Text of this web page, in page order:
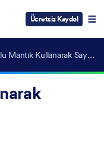
Ücretsiz Kaydol
Koşullu Mantık Kullanarak Sayfaları Atlamak